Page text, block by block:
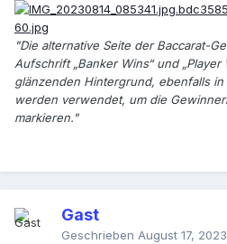
"Die alternative Seite der Baccarat-
Aufschrift „Banker Wins“ und
glänzenden Hintergrund, ebenfalls
werden verwendet, um die
markieren."
Gast
Geschrieben August 17, 2023